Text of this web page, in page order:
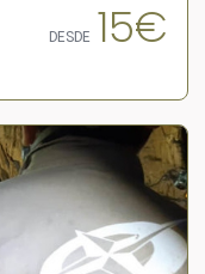
DESDE 15€